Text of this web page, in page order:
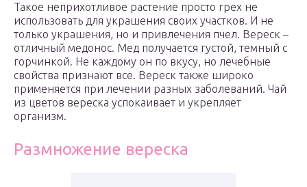
Такое неприхотливое растение просто грех не
использовать для украшения своих участков. И не
только украшения, но и привлечения пчел. Вереск –
отличный медонос. Мед получается густой, темный с
горчинкой. Не каждому он по вкусу, но лечебные
свойства признают все. Вереск также широко
применяется при лечении разных заболеваний. Чай
из цветов вереска успокаивает и укрепляет
организм.
Размножение вереска